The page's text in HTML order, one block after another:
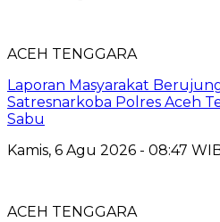
ACEH TENGGARA
Laporan Masyarakat
Satresnarkoba Polres Aceh
Sabu
Kamis, 6 Agu 2026 - 08:47
ACEH TENGGARA